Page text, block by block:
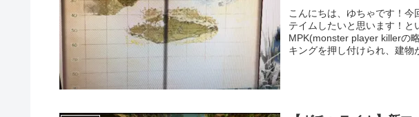
こんにちは、ゆちゃです！
テイムしたいと思います！と
MPK(monster player killerの
キングを押し付けられ、建物